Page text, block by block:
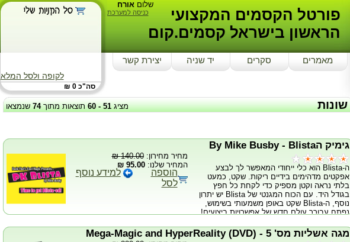
לקופה ולסל המלא
סה"כ 0 ₪
שלוםאורח
כניסה למערכת
פורטל הקסמים המקצועי
הראשון בישראל קסמים.קום
מאמרים סקרים יד שניה יצירת קשר
מציג51
-
60 תוצאות מתוך74שנמצאו שונות
גימיק הBy Mike Busby - Blista
ה-Blista הוא כלי ייחודי המאפשר לך לבצע
אפקטים מדהימים בידיים ריקות. שקט, כמעט
בלתי נראה וקטן מספיק כדי לקחת כל חפץ
בגודל היד. עם הכוח המגנטי של Blista יש יתרון
נוסף, ה-Blista שקט באופן משמעותי בשימוש,
נפתח עבורך עולם חדש של אפשרויות ביצועים!
עם כוח משיכה מדהים! 3 המ"מ של ציפוי הגומי
מקנה חוזק ועמידות נגד חבטות ונפילות. מוצר
מחיר מחירון:140.00 ₪
המחיר שלנו:95.00 ₪
הוספה
לסל
למידע נוסף
מגה אשליות מס' 5 - (Mega-Magic and HyperReality (DVD